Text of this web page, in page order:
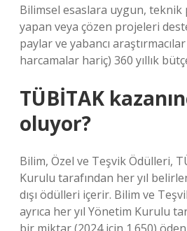
Bilimsel esaslara uygun,
yapan veya çözen projeleri
paylar ve yabancı
harcamalar hariç) 360 yıllık
TÜBİTAK
oluyor?
Bilim, Özel ve Teşvik Ödülleri,
Kurulu tarafından her yıl
dışı ödülleri içerir. Bilim ve
ayrıca her yıl Yönetim Kurulu